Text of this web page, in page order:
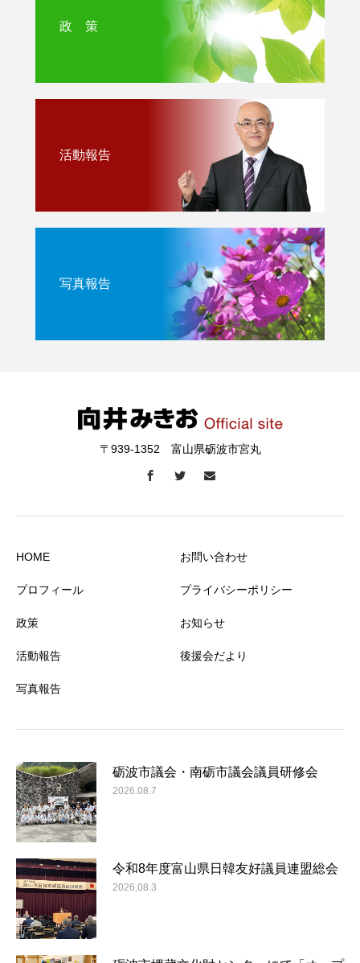
政 策
活動報告
写真報告
〒939-1352 富山県砺波市宮丸
HOME
プロフィール
政策
活動報告
写真報告
お問い合わせ
プライバシーポリシー
お知らせ
後援会だより
砺波市議会・南砺市議会議員研修会
2026.08.7
令和8年度富山県日韓友好議員連盟総会
2026.08.3